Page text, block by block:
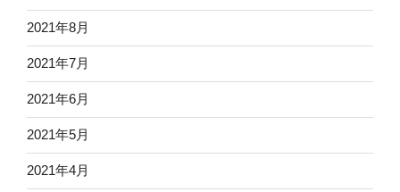
2021年8月
2021年7月
2021年6月
2021年5月
2021年4月